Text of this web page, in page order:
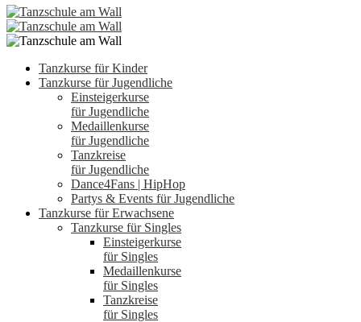
Tanzkurse für Kinder
Tanzkurse für Jugendliche
Einsteigerkurse
für Jugendliche
Medaillenkurse
für Jugendliche
Tanzkreise
für Jugendliche
Dance4Fans | HipHop
Partys & Events für Jugendliche
Tanzkurse für Erwachsene
Tanzkurse für Singles
Einsteigerkurse
für Singles
Medaillenkurse
für Singles
Tanzkreise
für Singles